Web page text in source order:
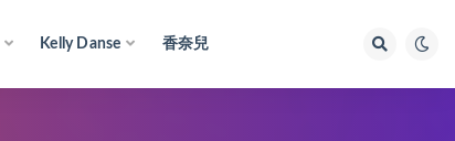
Kelly Danse 香奈兒